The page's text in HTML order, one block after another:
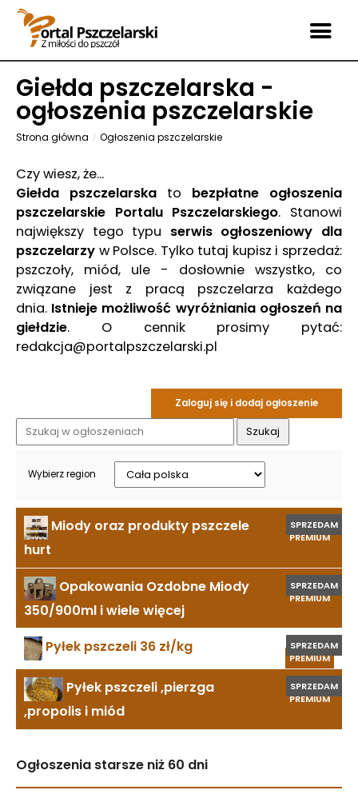
Giełda pszczelarska -
ogłoszenia pszczelarskie
Strona główna Ogłoszenia pszczelarskie
Czy wiesz, że...
Giełda pszczelarska to bezpłatne ogłoszenia
pszczelarskie Portalu Pszczelarskiego. Stanowi
największy tego typu serwis ogłoszeniowy dla
pszczelarzy w Polsce. Tylko tutaj kupisz i sprzedaż:
pszczoły, miód, ule - dosłownie wszystko, co
związane jest z pracą pszczelarza każdego
dnia. Istnieje możliwość wyróżniania ogłoszeń na
giełdzie. O cennik prosimy pytać:
redakcja@portalpszczelarski.pl
Zaloguj się i dodaj ogłoszenie
Wybierz region
PREMIUM
SPRZEDAM
Miody oraz produkty pszczele
hurt
PREMIUM
SPRZEDAM
Opakowania Ozdobne Miody
350/900ml i wiele więcej
PREMIUM
SPRZEDAM
Pyłek pszczeli 36 zł/kg
PREMIUM
SPRZEDAM
Pyłek pszczeli ,pierzga
,propolis i miód
Ogłoszenia starsze niż 60 dni